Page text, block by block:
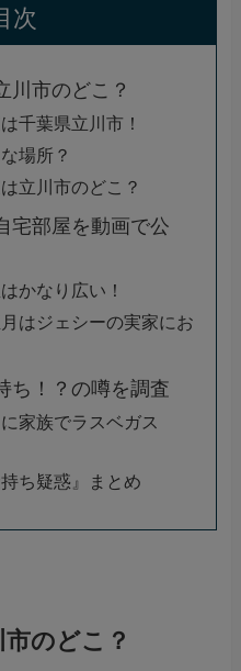
次
川市のどこ？
千葉県立川市！
場所？
立川市のどこ？
部屋を動画で公
かなり広い！
はジェシーの実家にお
ち！？の噂を調査
家族でラスベガス
ち疑惑』まとめ
のどこ？